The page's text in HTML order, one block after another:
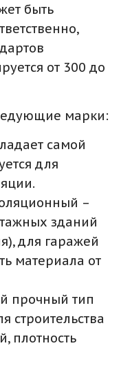
быть
от 300 до
марки:
самой
для
–
зданий
для гаражей
материала от
прочный тип
строительства
плотность